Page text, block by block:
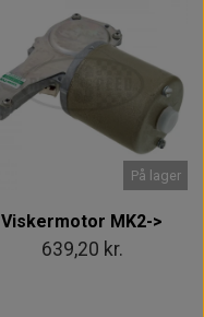
På lager
Viskermotor MK2->
639,20 kr.